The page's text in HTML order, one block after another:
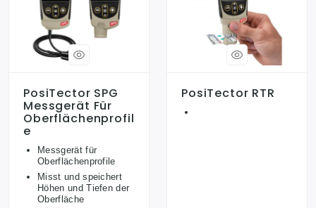
PosiTector SPG
Messgerät Für
Oberflächenprofil
E
Messgerät für
Oberflächenprofile
Misst und speichert
Höhen und Tiefen der
Oberfläche
PosiTector RTR